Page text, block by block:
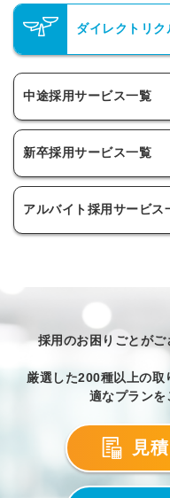
ダイレクトリ
中途採用サービス一覧
新卒採用サービス一覧
アルバイト採用サービス
採用のお困りごとが
厳選した200種以上の取
適なプランを
見